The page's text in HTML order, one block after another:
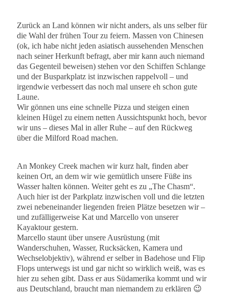
Zurück an Land können wir nicht anders, als uns selber für
die Wahl der frühen Tour zu feiern. Massen von Chinesen
(ok, ich habe nicht jeden asiatisch aussehenden Menschen
nach seiner Herkunft befragt, aber mir kann auch niemand
das Gegenteil beweisen) stehen vor den Schiffen Schlange
und der Busparkplatz ist inzwischen rappelvoll – und
irgendwie verbessert das noch mal unsere eh schon gute
Laune.
Wir gönnen uns eine schnelle Pizza und steigen einen
kleinen Hügel zu einem netten Aussichtspunkt hoch, bevor
wir uns – dieses Mal in aller Ruhe – auf den Rückweg
über die Milford Road machen.
An Monkey Creek machen wir kurz halt, finden aber
keinen Ort, an dem wir wie gemütlich unsere Füße ins
Wasser halten können. Weiter geht es zu „The Chasm“.
Auch hier ist der Parkplatz inzwischen voll und die letzten
zwei nebeneinander liegenden freien Plätze besetzen wir –
und zufälligerweise Kat und Marcello von unserer
Kayaktour gestern.
Marcello staunt über unsere Ausrüstung (mit
Wanderschuhen, Wasser, Rucksäcken, Kamera und
Wechselobjektiv), während er selber in Badehose und Flip
Flops unterwegs ist und gar nicht so wirklich weiß, was es
hier zu sehen gibt. Dass er aus Südamerika kommt und wir
aus Deutschland, braucht man niemandem zu erklären 😉